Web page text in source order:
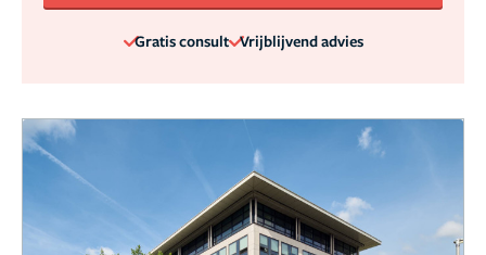
Gratis consult Vrijblijvend advies